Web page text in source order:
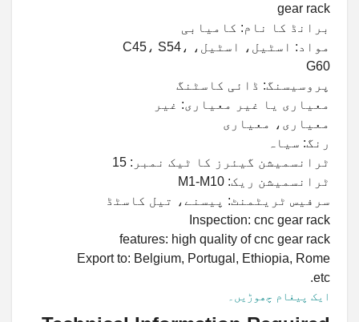
gear rack
برانڈ کا نام: کامیابی
مواد: اسٹیل، اسٹیل، C45، S54،
G60
پروسیسنگ: ڈائی کاسٹنگ
معیاری یا غیر معیاری: غیر
معیاری، معیاری
رنگ: سیاہ
ٹرانسمیشن گیئرز کا ٹیک نمبر: 15
ٹرانسمیشن ریک: M1-M10
سرفیس ٹریٹمنٹ: پیسنے، تیل کاسٹڈ
Inspection: cnc gear rack
features: high quality of cnc gear rack
Export to: Belgium, Portugal, Ethiopia, Rome
etc.
ایک پیغام چھوڑیں۔